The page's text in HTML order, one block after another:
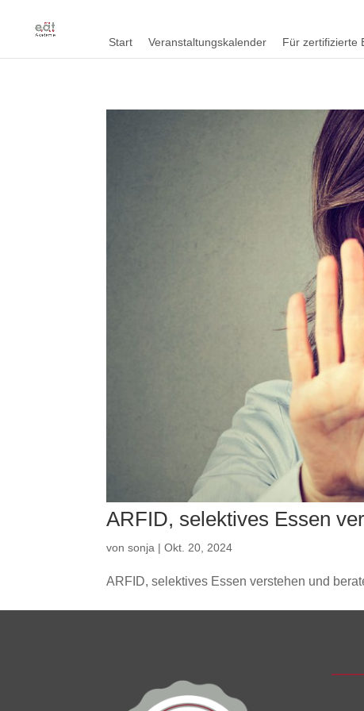
Start Veranstaltungskalender Für zertifizierte
ARFID, selektives Essen
vonsonja |Okt. 20, 2024
ARFID, selektives Essen verstehen und